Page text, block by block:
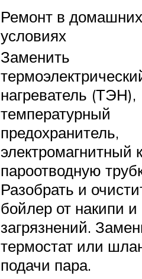
Ремонт в домашних
условиях
Заменить
нагреватель (ТЭН),
температурный
предохранитель,
электромагнитный
пароотводную
Разобрать и
бойлер от накипи и
загрязнений.
термостат или
подачи пара.